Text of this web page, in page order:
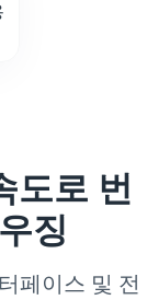
도로 번
징
페이스 및 전